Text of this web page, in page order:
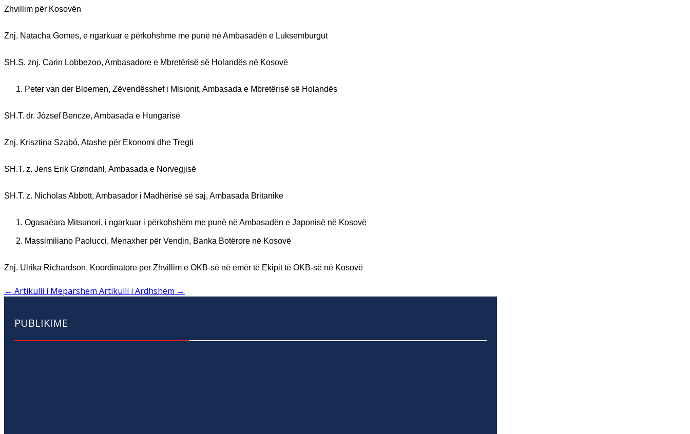
Zhvillim për Kosovën
Znj. Natacha Gomes, e ngarkuar e përkohshme me punë në Ambasadën e Luksemburgut
SH.S. znj. Carin Lobbezoo, Ambasadore e Mbretërisë së Holandës në Kosovë
Peter van der Bloemen, Zëvendësshef i Misionit, Ambasada e Mbretërisë së Holandës
SH.T. dr. József Bencze, Ambasada e Hungarisë
Znj. Krisztina Szabó, Atashe për Ekonomi dhe Tregti
SH.T. z. Jens Erik Grøndahl, Ambasada e Norvegjisë
SH.T. z. Nicholas Abbott, Ambasador i Madhërisë së saj, Ambasada Britanike
Ogasaëara Mitsunori, i ngarkuar i përkohshëm me punë në Ambasadën e Japonisë në Kosovë
Massimiliano Paolucci, Menaxher për Vendin, Banka Botërore në Kosovë
Znj. Ulrika Richardson, Koordinatore per Zhvillim e OKB-së në emër të Ekipit të OKB-së në Kosovë
← Artikulli i Mëparshëm Artikulli i Ardhshëm →
PUBLIKIME